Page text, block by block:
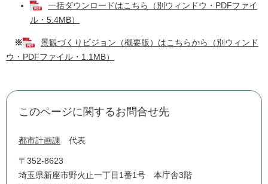
一括ダウンロードはこちら（別ウィンドウ・PDFファイ
ル・5.4MB）
※
景観づくりビジョン（概要版）はこちらから（別ウィンド
ウ・PDFファイル・1.1MB）
このページに関するお問合せ先
都市計画課 代表
〒352-8623
埼玉県新座市野火止一丁目1番1号 本庁舎3階